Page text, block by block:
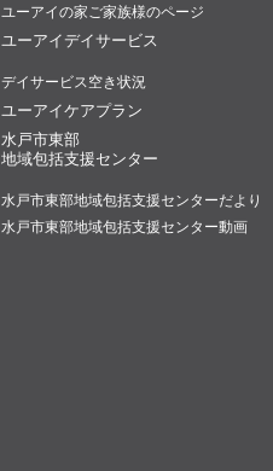
ユーアイの家ご家族様のページ
ユーアイデイサービス
デイサービス空き状況
ユーアイケアプラン
水戸市東部
地域包括支援センター
水戸市東部地域包括支援センターだより
水戸市東部地域包括支援センター動画